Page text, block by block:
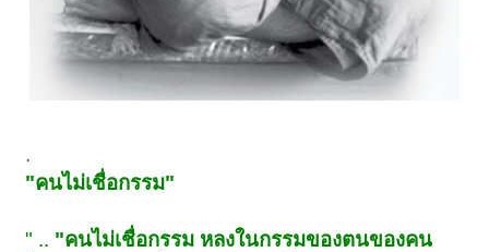
.
"คนไม่เชื่อกรรม"
" .. "คนไม่เชื่อกรรม หลงในกรรมของตนของคน